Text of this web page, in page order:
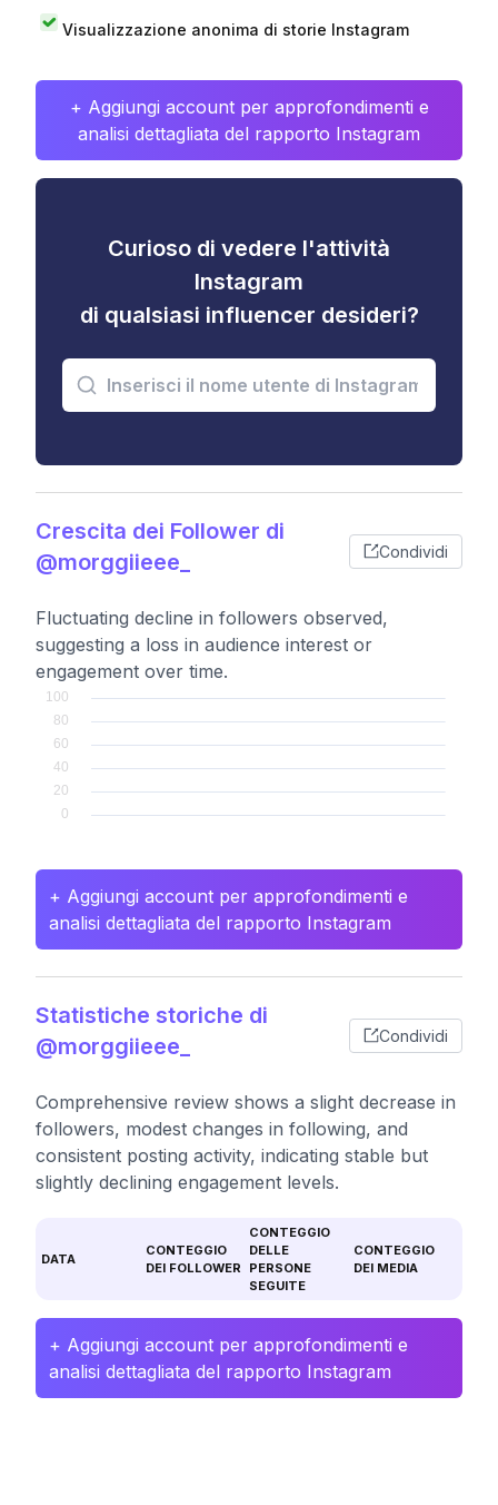
Visualizzazione anonima di storie Instagram
+ Aggiungi account per approfondimenti e
analisi dettagliata del rapporto Instagram
Curioso di vedere l'attività
Instagram
di qualsiasi influencer desideri?
Crescita dei Follower di
@morggiieee_
Condividi
Fluctuating decline in followers observed,
suggesting a loss in audience interest or
engagement over time.
+ Aggiungi account per approfondimenti e
analisi dettagliata del rapporto Instagram
Statistiche storiche di
@morggiieee_
Condividi
Comprehensive review shows a slight decrease in
followers, modest changes in following, and
consistent posting activity, indicating stable but
slightly declining engagement levels.
DATA
CONTEGGIO
DEI FOLLOWER
CONTEGGIO
DELLE
PERSONE
SEGUITE
CONTEGGIO
DEI MEDIA
+ Aggiungi account per approfondimenti e
analisi dettagliata del rapporto Instagram